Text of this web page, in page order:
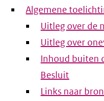
Algemene
Uitleg over de
Uitleg over
Inhoud buiten
Besluit
Links naar